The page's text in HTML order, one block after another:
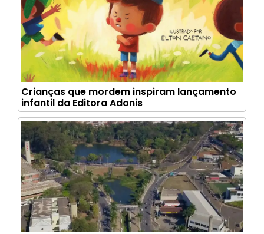
Crianças que mordem inspiram lançamento
infantil da Editora Adonis